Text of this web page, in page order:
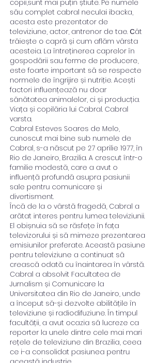
copii,sunt mai puțin știute. Pe numele
său complet cabral neculai ibacka,
acesta este prezentator de
televiziune, actor, antrenor de tae. Сât
trăiește o capră și cum aflăm vârsta
acesteia. La întreținerea caprelor în
gospodării sau ferme de producere,
este foarte important să se respecte
normele de îngrijire și nutriție. Acești
factori influențează nu doar
sănătatea animalelor, ci și producția.
Viața și copilăria lui Cabral. Cabral
varsta.
Cabral Esteves Soares de Melo,
cunoscut mai bine sub numele de
Cabral, s-a născut pe 27 aprilie 1977, în
Rio de Janeiro, Brazilia. A crescut într-o
familie modestă, care a avut o
influență profundă asupra pasiunii
sale pentru comunicare și
divertisment.
Încă de la o vârstă fragedă, Cabral a
arătat interes pentru lumea televiziunii.
El obișnuia să se răsfețe în fața
televizorului și să mimeze prezentarea
emisiunilor preferate. Această pasiune
pentru televiziune a continuat să
crească odată cu înaintarea în vârstă.
Cabral a absolvit Facultatea de
Jurnalism și Comunicare la
Universitatea din Rio de Janeiro, unde
a început să-și dezvolte abilitățile în
televiziune și radiodifuziune. În timpul
facultății, a avut ocazia să lucreze ca
reporter la unele dintre cele mai mari
rețele de televiziune din Brazilia, ceea
ce i-a consolidat pasiunea pentru